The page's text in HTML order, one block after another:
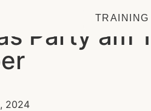
TRAINING
Party am
2024